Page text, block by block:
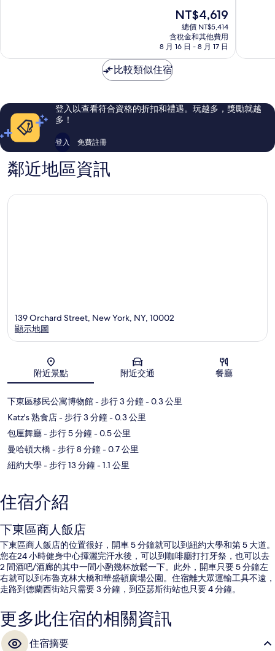
頓
極
評
論
現
在
價
格
為
NT$4,619
總價 NT$5,414
含稅金和其他費用
8 月 16 日 - 8 月 17 日
棒
評
論
比較類似住宿
登入以查看符合資格的折扣和禮遇。玩越多，獎勵就越
多！
登入 免費註冊
鄰近地區資訊
地圖
139 Orchard Street, New York, NY, 10002
顯示地圖
附近景點 附近交通 餐廳
下東區移民公寓博物館- 步行 3 分鐘- 0.3 公里
Katz's 熟食店- 步行 3 分鐘- 0.3 公里
包厘舞廳- 步行 5 分鐘- 0.5 公里
曼哈頓大橋- 步行 8 分鐘- 0.7 公里
紐約大學- 步行 13 分鐘- 1.1 公里
住宿介紹
下東區商人飯店
下東區商人飯店的位置很好，開車 5 分鐘就可以到紐約大學和第 5 大道。
您在24 小時健身中心揮灑完汗水後，可以到咖啡廳打打牙祭，也可以去
2 間酒吧/酒廊的其中一間小酌幾杯放鬆一下。此外，開車只要 5 分鐘左
右就可以到布魯克林大橋和華盛頓廣場公園。住宿離大眾運輸工具不遠，
走路到德蘭西街站只需要 3 分鐘，到亞瑟斯街站也只要 4 分鐘。
更多此住宿的相關資訊
住宿摘要